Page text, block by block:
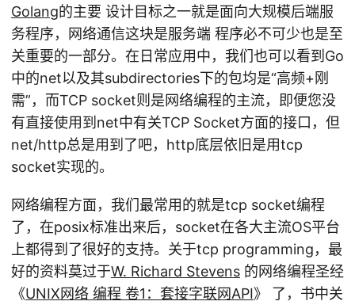
Golang的主要 设计目标之一就是面向大规模后端服
务程序，网络通信这块是服务端 程序必不可少也是至
关重要的一部分。在日常应用中，我们也可以看到Go
中的net以及其subdirectories下的包均是“高频+刚
需”，而TCP socket则是网络编程的主流，即便您没
有直接使用到net中有关TCP Socket方面的接口，但
net/http总是用到了吧，http底层依旧是用tcp
socket实现的。
网络编程方面，我们最常用的就是tcp socket编程
了，在posix标准出来后，socket在各大主流OS平台
上都得到了很好的支持。关于tcp programming，最
好的资料莫过于W. Richard Stevens 的网络编程圣经
《UNIX网络 编程 卷1：套接字联网API》 了，书中关